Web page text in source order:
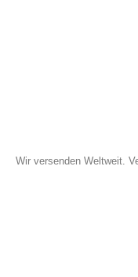
Wir versenden Weltweit.